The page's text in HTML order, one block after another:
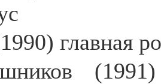
главная